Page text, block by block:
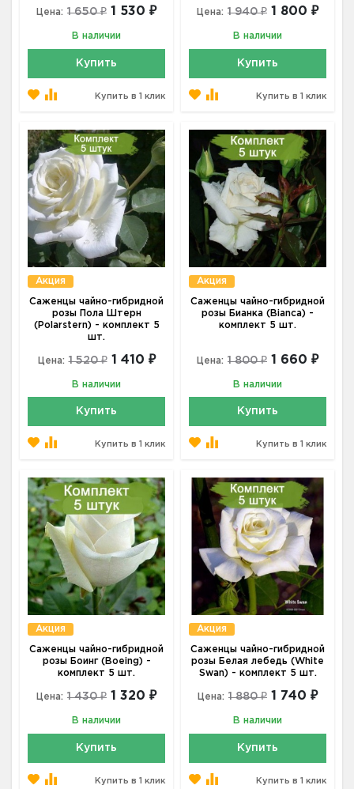
Цена: 1 650 ₽ 1 530 ₽
В наличии
Купить
Купить в 1 клик
Цена: 1 940 ₽ 1 800 ₽
В наличии
Купить
Купить в 1 клик
Акция
Саженцы чайно-гибридной
розы Пола Штерн
(Polarstern) - комплект 5
шт.
Цена: 1 520 ₽ 1 410 ₽
В наличии
Купить
Купить в 1 клик
Акция
Саженцы чайно-гибридной
розы Бианка (Bianca) -
комплект 5 шт.
Цена: 1 800 ₽ 1 660 ₽
В наличии
Купить
Купить в 1 клик
Акция
Саженцы чайно-гибридной
розы Боинг (Boeing) -
комплект 5 шт.
Цена: 1 430 ₽ 1 320 ₽
В наличии
Купить
Купить в 1 клик
Акция
Саженцы чайно-гибридной
розы Белая лебедь (White
Swan) - комплект 5 шт.
Цена: 1 880 ₽ 1 740 ₽
В наличии
Купить
Купить в 1 клик